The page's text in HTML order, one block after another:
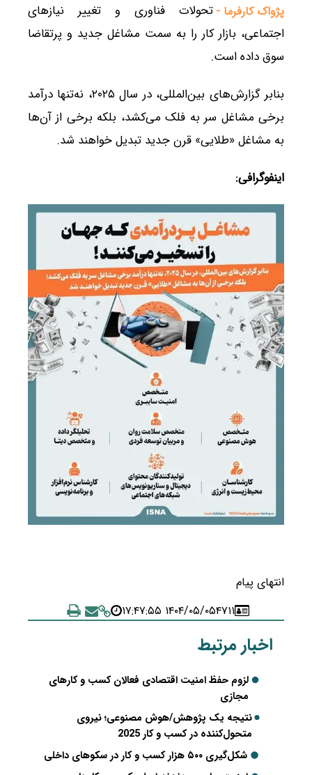
پژواک کارفرما - تحولات فناوری و تغییر نیازهای
اجتماعی، بازار کار را به سمت مشاغل جدید و پرتقاضا
سوق داده است.
بنابر گزارش‌های بین‌المللی، در سال ۲۰۲۵، نه‌تنها درآمد
برخی مشاغل سر به فلک می‌کشد، بلکه برخی از آن‌ها
به مشاغل «طلایی» قرن جدید تبدیل خواهند شد.
اینفوگرافی:
انتهای پیام
۴۷۱۱۱۴۰۴/۰۵/۰۵ ۱۷:۴۷:۵۵
اخبار مرتبط
لزوم حفظ امنیت اقتصادی فعالان کسب و کارهای
مجازی
نتیجه یک پژوهش/هوش مصنوعی؛ نیروی
متحول‌کننده در کسب و کار 2025
شکل‌گیری ۵۰۰ هزار کسب و کار در سکوهای داخلی